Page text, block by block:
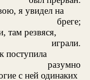
я увидел на
бреге;
резвяся,
играли.
поступила
разумно
с ней одинаких